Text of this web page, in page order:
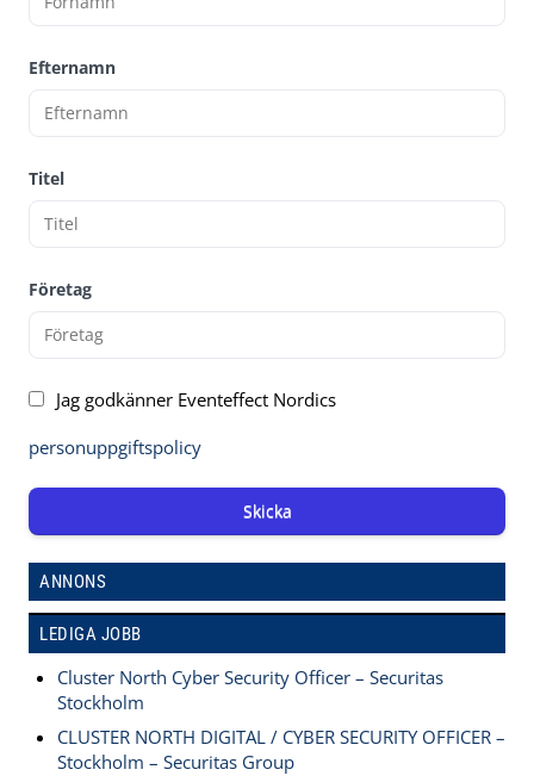
Efternamn
Titel
Företag
Jag godkänner Eventeffect Nordics
personuppgiftspolicy
Skicka
ANNONS
LEDIGA JOBB
Cluster North Cyber Security Officer – Securitas
Stockholm
CLUSTER NORTH DIGITAL / CYBER SECURITY OFFICER –
Stockholm – Securitas Group